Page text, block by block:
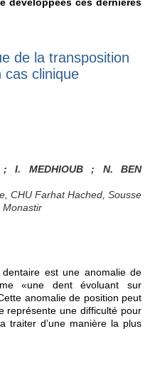
développées ces dernières
de la transposition
cas clinique
I. MEDHIOUB ; N. BEN
CHU Farhat Hached, Sousse
Monastir
dentaire est une anomalie de
«une dent évoluant sur
anomalie de position peut
représente une difficulté pour
traiter d’une manière la plus